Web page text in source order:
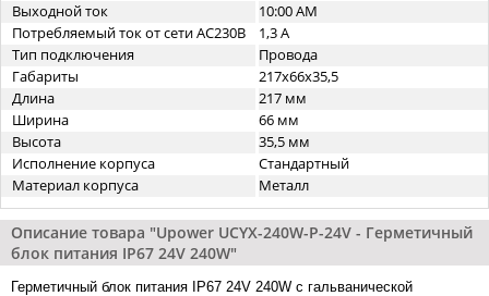
Выходной ток
10:00 AM
Потребляемый ток от сети AC230В
1,3 A
Тип подключения
Провода
Габариты
217x66x35,5
Длина
217 мм
Ширина
66 мм
Высота
35,5 мм
Исполнение корпуса
Стандартный
Материал корпуса
Металл
Описание товара "Upower UCYX-240W-P-24V - Герметичный
блок питания IP67 24V 240W"
Герметичный блок питания IP67 24V 240W с гальванической